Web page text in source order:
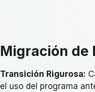
Migración de
Transición Rigurosa:
el uso del programa